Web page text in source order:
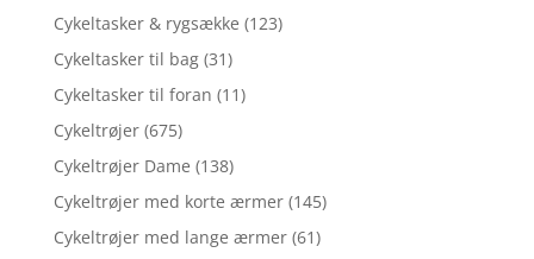
Cykeltasker & rygsække (123)
Cykeltasker til bag (31)
Cykeltasker til foran (11)
Cykeltrøjer (675)
Cykeltrøjer Dame (138)
Cykeltrøjer med korte ærmer (145)
Cykeltrøjer med lange ærmer (61)